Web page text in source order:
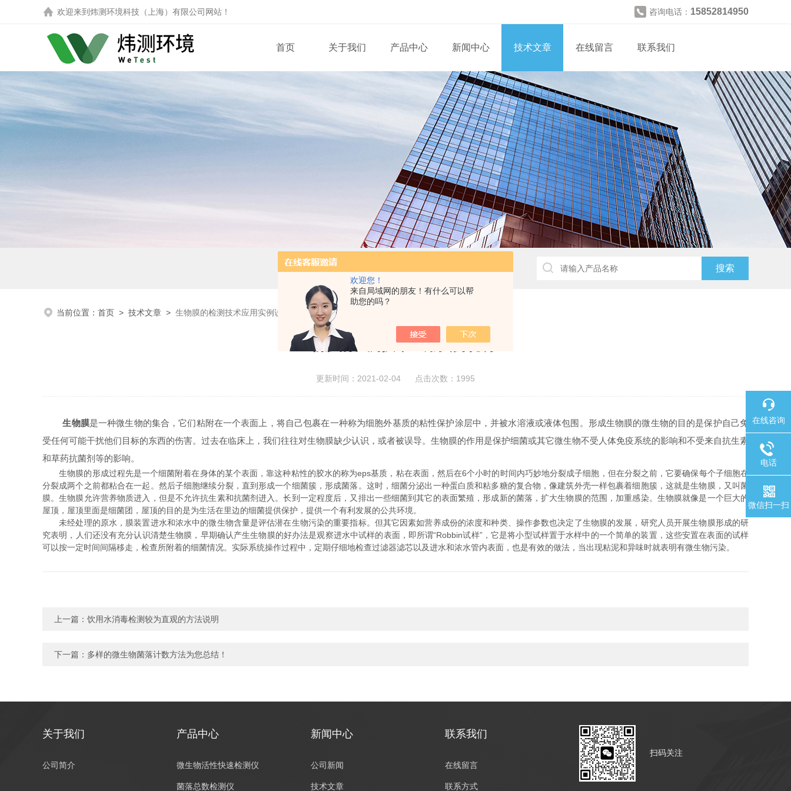
欢迎您！
来自局域网的朋友！有什么可以帮
助您的吗？
欢迎来到 炜测环境科技（上海）有限公司 网站！ 咨询电话： 15852814950
首页 关于我们 产品中心 新闻中心 技术文章 在线留言 联系我们
当前位置： 首页 > 技术文章 > 生物膜的检测技术应用实例说明
生物膜的检测技术应用实例说明
更新时间：2021-02-04 点击次数：1995
生物膜是一种微生物的集合，它们粘附在一个表面上，将自己包裹在一种称为细胞外基质的粘性保护涂层中，并被水溶液或液体包围。形成生物膜的微生物的目的是保护自己免
受任何可能干扰他们目标的东西的伤害。过去在临床上，我们往往对生物膜缺少认识，或者被误导。生物膜的作用是保护细菌或其它微生物不受人体免疫系统的影响和不受来自抗生素
和草药抗菌剂等的影响。
生物膜的形成过程先是一个细菌附着在身体的某个表面，靠这种粘性的胶水的称为eps基质，粘在表面，然后在6个小时的时间内巧妙地分裂成子细胞，但在分裂之前，它要确保每个子细胞在
分裂成两个之前都粘合在一起。然后子细胞继续分裂，直到形成一个细菌簇，形成菌落。这时，细菌分泌出一种蛋白质和粘多糖的复合物，像建筑外壳一样包裹着细胞簇，这就是生物膜，又叫菌
膜。生物膜允许营养物质进入，但是不允许抗生素和抗菌剂进入。长到一定程度后，又排出一些细菌到其它的表面繁殖，形成新的菌落，扩大生物膜的范围，加重感染。生物膜就像是一个巨大的
屋顶，屋顶里面是细菌团，屋顶的目的是为生活在里边的细菌提供保护，提供一个有利发展的公共环境。
未经处理的原水，膜装置进水和浓水中的微生物含量是评估潜在生物污染的重要指标。但其它因素如营养成份的浓度和种类、操作参数也决定了生物膜的发展，研究人员开展生物膜形成的研
究表明，人们还没有充分认识清楚生物膜，早期确认产生生物膜的好办法是观察进水中试样的表面，即所谓“Robbin试样”，它是将小型试样置于水样中的一个简单的装置，这些安置在表面的试样
可以按一定时间间隔移走，检查所附着的细菌情况。实际系统操作过程中，定期仔细地检查过滤器滤芯以及进水和浓水管内表面，也是有效的做法，当出现粘泥和异味时就表明有微生物污染。
上一篇： 饮用水消毒检测较为直观的方法说明
下一篇： 多样的微生物菌落计数方法为您总结！
关于我们
公司简介
产品中心
微生物活性快速检测仪
菌落总数检测仪
新闻中心
公司新闻
技术文章
联系我们
在线留言
联系方式
扫码关注
在线咨询
电话
微信扫一扫